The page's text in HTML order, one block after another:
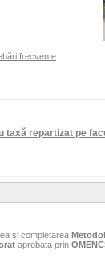
frecvente
taxă repartizat pe
și completarea
aprobata prin